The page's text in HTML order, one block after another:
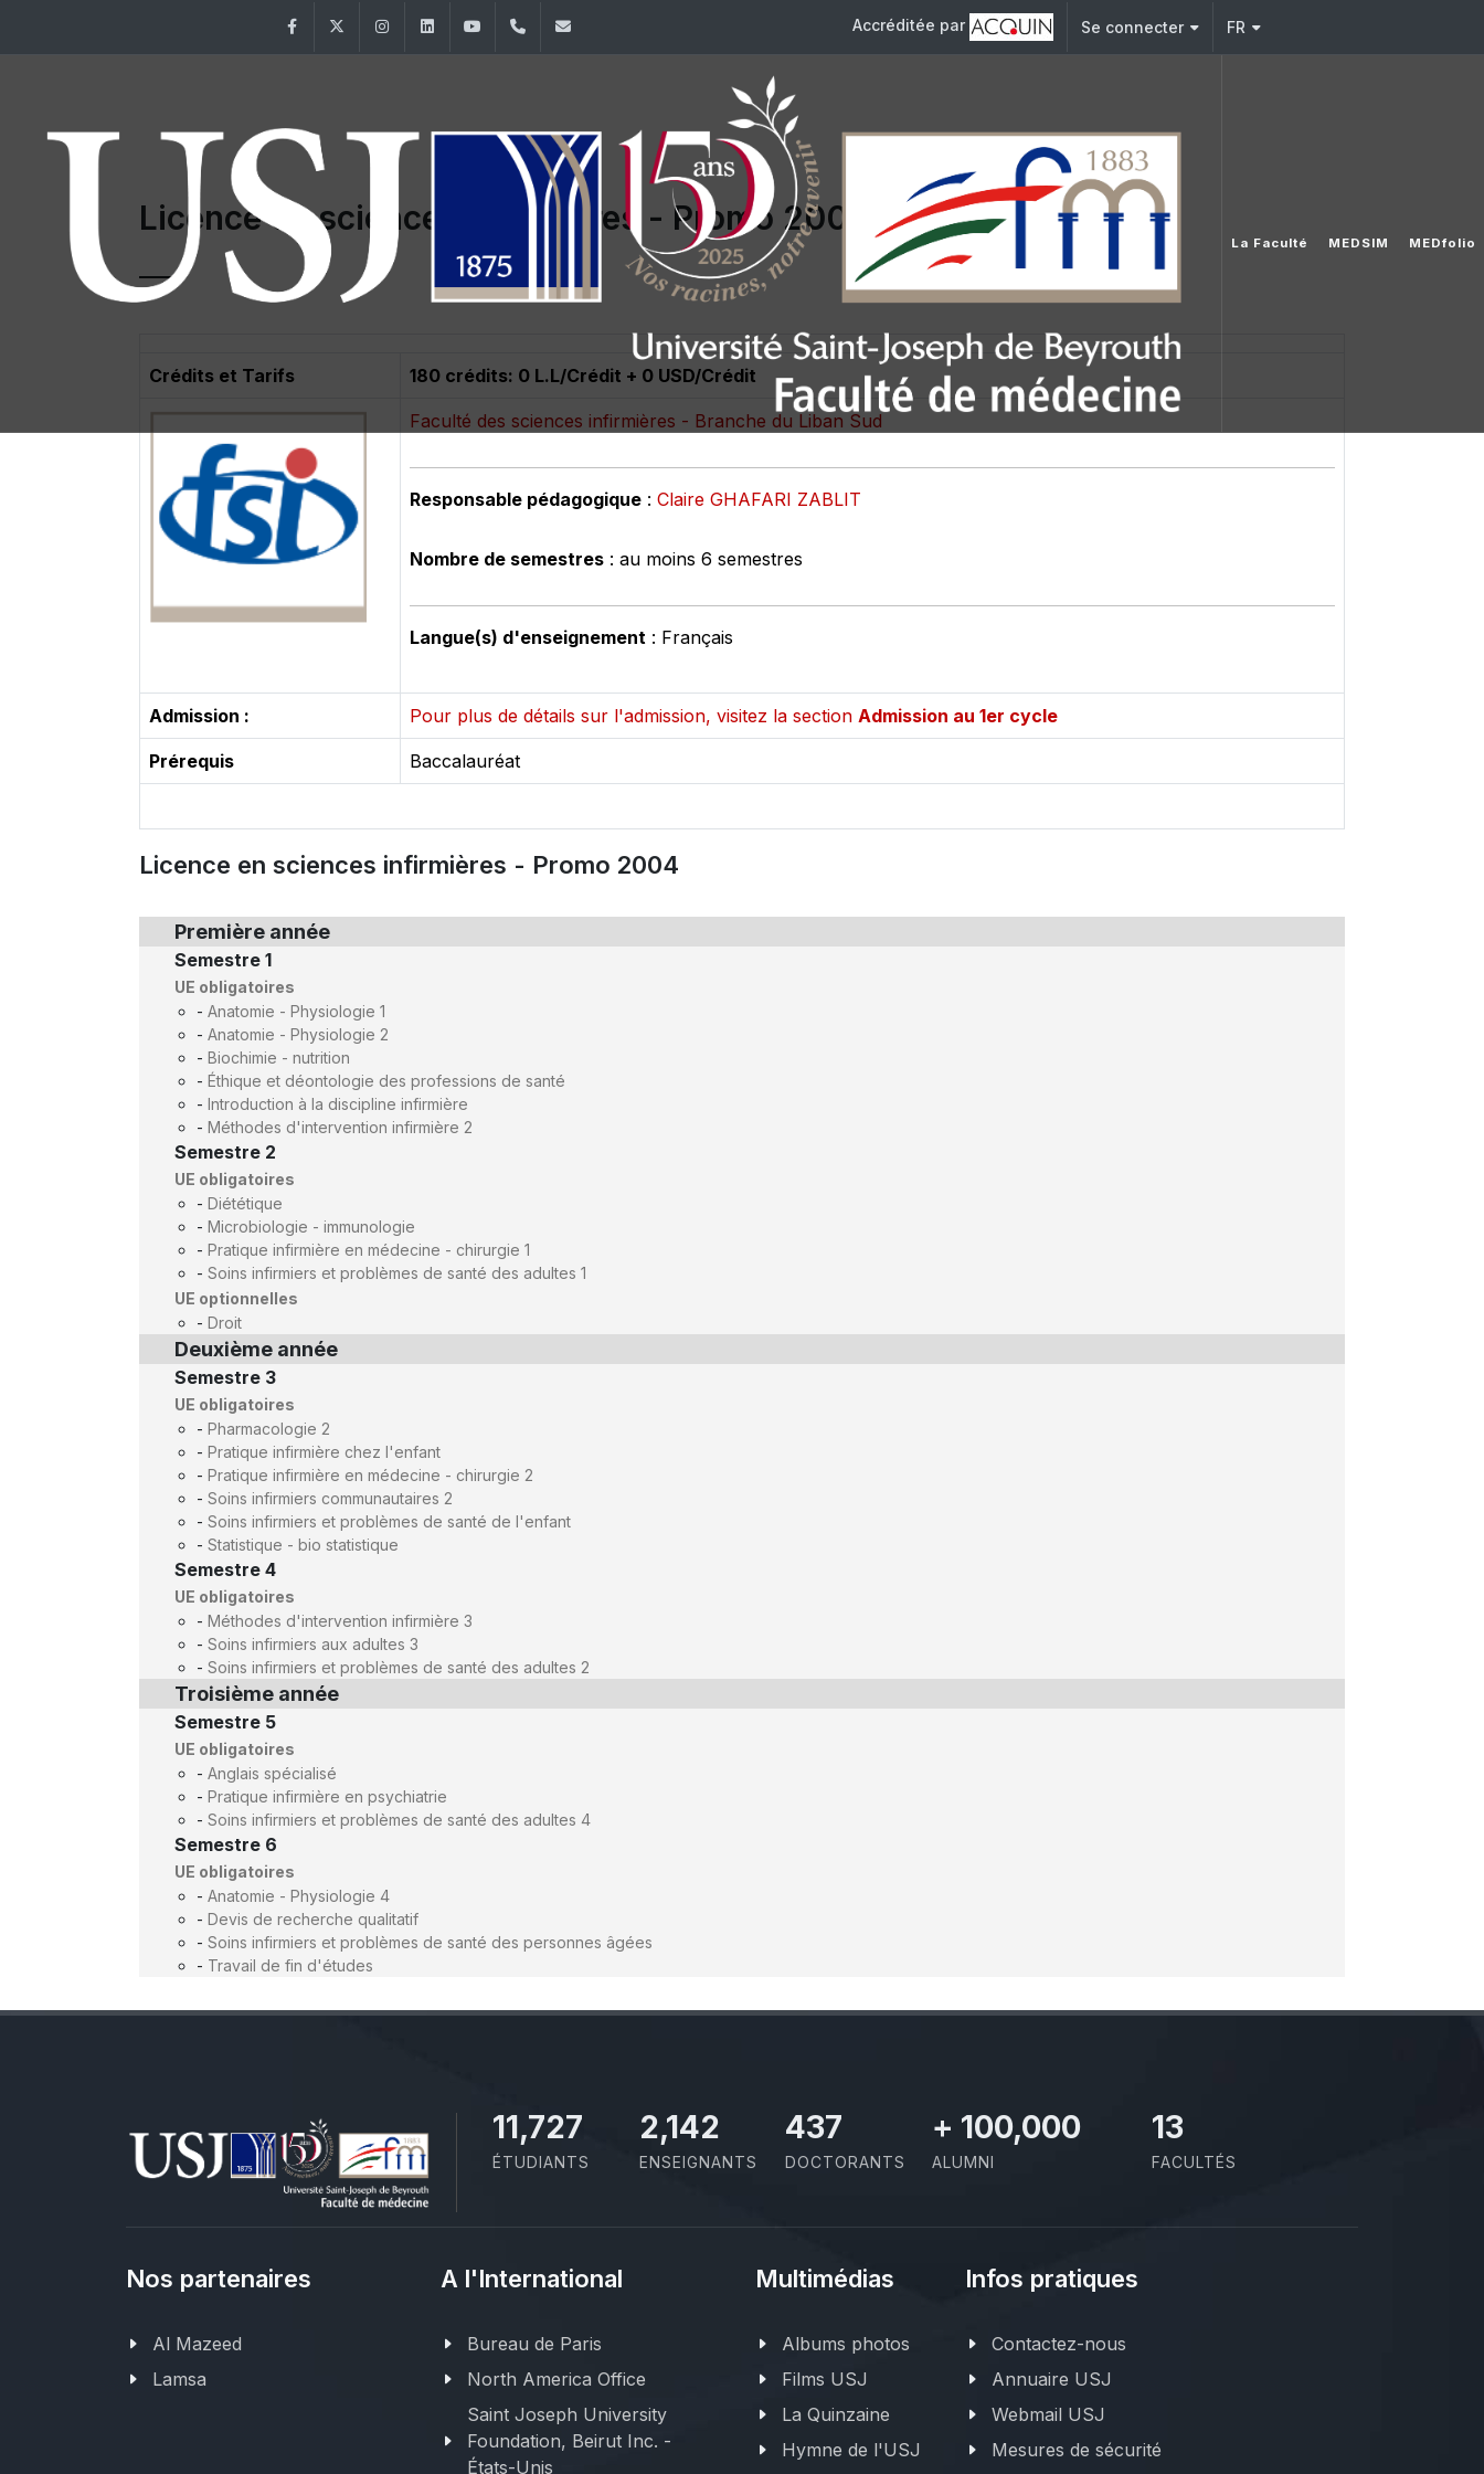
FacebookTwitter InstagramLinkedInYouTube+961 (1) 421 235 Accréditée par Se connecter FR
La Faculté MEDSIM MEDfolio
Licence en sciences infirmières - Promo 2004
Crédits et Tarifs 180 crédits: 0 L.L/Crédit + 0 USD/Crédit
Faculté des sciences infirmières - Branche du Liban Sud
Responsable pédagogique : Claire GHAFARI ZABLIT
Nombre de semestres : au moins 6 semestres
Langue(s) d'enseignement : Français
Admission : Pour plus de détails sur l'admission, visitez la section Admission au 1er cycle
Prérequis Baccalauréat
Licence en sciences infirmières - Promo 2004
Première année
Semestre 1
UE obligatoires
- Anatomie - Physiologie 1
- Anatomie - Physiologie 2
- Biochimie - nutrition
- Éthique et déontologie des professions de santé
- Introduction à la discipline infirmière
- Méthodes d'intervention infirmière 2
Semestre 2
UE obligatoires
- Diététique
- Microbiologie - immunologie
- Pratique infirmière en médecine - chirurgie 1
- Soins infirmiers et problèmes de santé des adultes 1
UE optionnelles
- Droit
Deuxième année
Semestre 3
UE obligatoires
- Pharmacologie 2
- Pratique infirmière chez l'enfant
- Pratique infirmière en médecine - chirurgie 2
- Soins infirmiers communautaires 2
- Soins infirmiers et problèmes de santé de l'enfant
- Statistique - bio statistique
Semestre 4
UE obligatoires
- Méthodes d'intervention infirmière 3
- Soins infirmiers aux adultes 3
- Soins infirmiers et problèmes de santé des adultes 2
Troisième année
Semestre 5
UE obligatoires
- Anglais spécialisé
- Pratique infirmière en psychiatrie
- Soins infirmiers et problèmes de santé des adultes 4
Semestre 6
UE obligatoires
- Anatomie - Physiologie 4
- Devis de recherche qualitatif
- Soins infirmiers et problèmes de santé des personnes âgées
- Travail de fin d'études
11,727
ÉTUDIANTS
2,142
ENSEIGNANTS
437
DOCTORANTS
+ 100,000
ALUMNI
13
FACULTÉS
Nos partenaires
Al Mazeed
Lamsa
A l'International
Bureau de Paris
North America Office
Saint Joseph University
Foundation, Beirut Inc. -
États-Unis
Multimédias
Albums photos
Films USJ
La Quinzaine
Hymne de l'USJ
Infos pratiques
Contactez-nous
Annuaire USJ
Webmail USJ
Mesures de sécurité